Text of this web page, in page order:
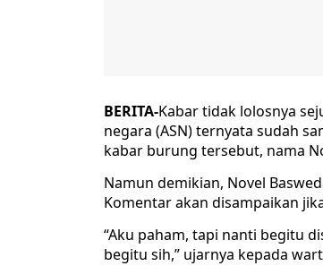
BERITA-Kabar tidak lolosnya
negara (ASN) ternyata sudah
kabar burung tersebut, nama
Namun demikian, Novel
Komentar akan disampaikan
“Aku paham, tapi nanti begitu
begitu sih,” ujarnya kepada